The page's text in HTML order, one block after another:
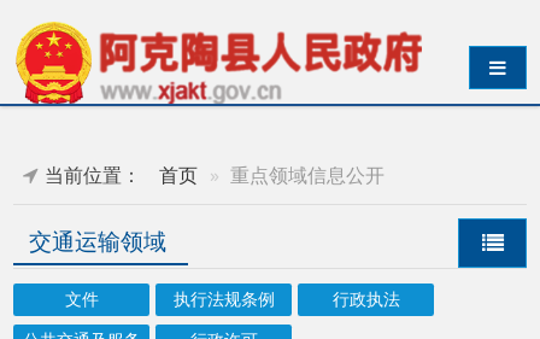
导航切换
文件 执行法规条例
公共交通及服务 行政许可